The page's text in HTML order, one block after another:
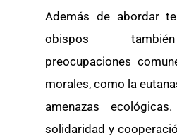
Además de abordar
obispos
preocupaciones
morales, como la
amenazas
solidaridad y